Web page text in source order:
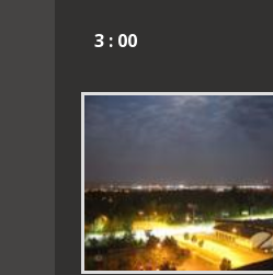
3 : 00